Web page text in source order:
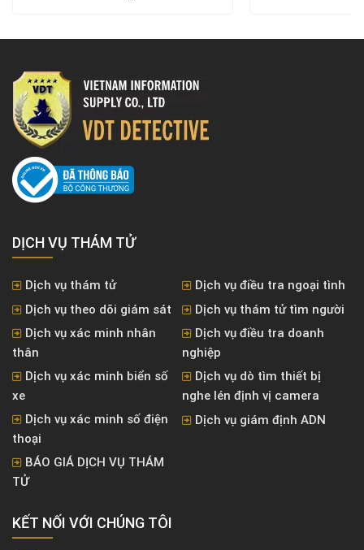
DỊCH VỤ THÁM TỬ
Dịch vụ thám tử
Dịch vụ điều tra ngoại tình
Dịch vụ theo dõi giám sát
Dịch vụ thám tử tìm người
Dịch vụ xác minh nhân
thân
Dịch vụ điều tra doanh
nghiệp
Dịch vụ xác minh biển số
xe
Dịch vụ dò tìm thiết bị
nghe lén định vị camera
Dịch vụ xác minh số điện
thoại
Dịch vụ giám định ADN
BÁO GIÁ DỊCH VỤ THÁM
TỬ
KẾT NỐI VỚI CHÚNG TÔI